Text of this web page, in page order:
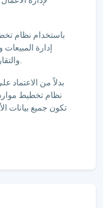
باستخدام نظام
إدارة
والتقارير وسير العمل الداخلي من بيئة واحدة.
بدلاً من الاعتماد
نظام تخطيط
تكون جميع بيانات